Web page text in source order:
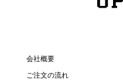
会社概要
ご注文の流れ